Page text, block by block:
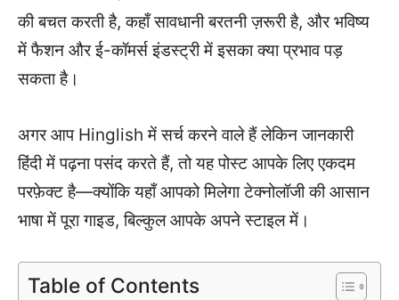
की बचत करती है, कहाँ सावधानी बरतनी ज़रूरी है, और भविष्य
में फैशन और ई-कॉमर्स इंडस्ट्री में इसका क्या प्रभाव पड़
सकता है।
अगर आप Hinglish में सर्च करने वाले हैं लेकिन जानकारी
हिंदी में पढ़ना पसंद करते हैं, तो यह पोस्ट आपके लिए एकदम
परफ़ेक्ट है—क्योंकि यहाँ आपको मिलेगा टेक्नोलॉजी की आसान
भाषा में पूरा गाइड, बिल्कुल आपके अपने स्टाइल में।
Table of Contents